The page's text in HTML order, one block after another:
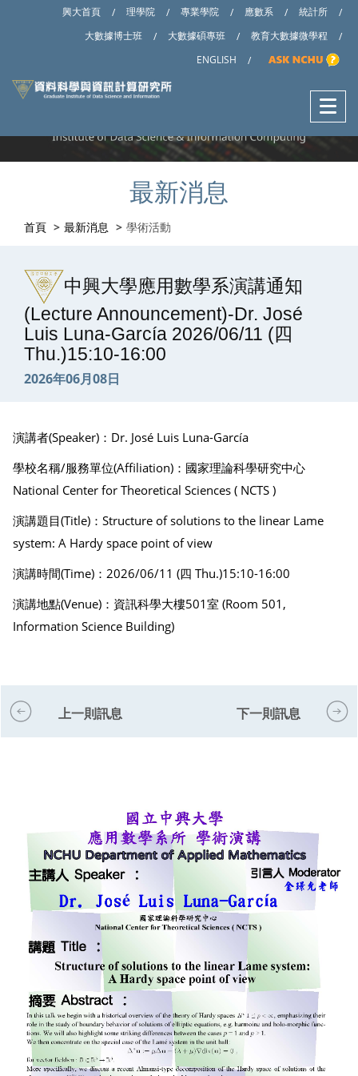
興大首頁 / 理學院 / 專業學院 / 應數系 / 統計所
/
大數據博士班
/ 大數據碩專班 / 教育大數據微學程
/
ENGLISH
/
最新消息
首頁 最新消息 學術活動
中興大學應用數學系演講通知
(Lecture Announcement)-Dr. José
Luis Luna-García 2026/06/11 (四
Thu.)15:10-16:00
2026年06月08日
演講者(Speaker)：Dr. José Luis Luna-García
學校名稱/服務單位(Affiliation)：國家理論科學研究中心
National Center for Theoretical Sciences ( NCTS )
演講題目(Title)：Structure of solutions to the linear Lame
system: A Hardy space point of view
演講時間(Time)：2026/06/11 (四 Thu.)15:10-16:00
演講地點(Venue)：資訊科學大樓501室 (Room 501,
Information Science Building)
上一則訊息 下一則訊息